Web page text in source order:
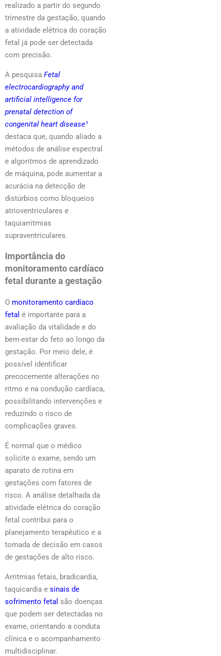
realizado a partir do segundo
trimestre da gestação, quando
a atividade elétrica do coração
fetal já pode ser detectada
com precisão.
A pesquisa Fetal
electrocardiography and
artificial intelligence for
prenatal detection of
congenital heart disease¹
destaca que, quando aliado a
métodos de análise espectral
e algoritmos de aprendizado
de máquina, pode aumentar a
acurácia na detecção de
distúrbios como bloqueios
atrioventriculares e
taquiarritmias
supraventriculares.
Importância do
monitoramento cardíaco
fetal durante a gestação
O monitoramento cardíaco
fetal é importante para a
avaliação da vitalidade e do
bem-estar do feto ao longo da
gestação. Por meio dele, é
possível identificar
precocemente alterações no
ritmo e na condução cardíaca,
possibilitando intervenções e
reduzindo o risco de
complicações graves.
É normal que o médico
solicite o exame, sendo um
aparato de rotina em
gestações com fatores de
risco. A análise detalhada da
atividade elétrica do coração
fetal contribui para o
planejamento terapêutico e a
tomada de decisão em casos
de gestações de alto risco.
Arritmias fetais, bradicardia,
taquicardia e sinais de
sofrimento fetal são doenças
que podem ser detectadas no
exame, orientando a conduta
clínica e o acompanhamento
multidisciplinar.